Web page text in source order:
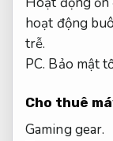
hoạt động
trễ.
PC. Bảo mật
Cho thuê
Gaming gear.